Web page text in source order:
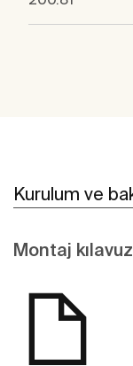
Kurulum ve
Montaj